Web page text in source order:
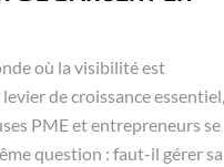
où la visibilité est
de croissance essentiel,
PME et entrepreneurs se
question : faut-il gérer sa